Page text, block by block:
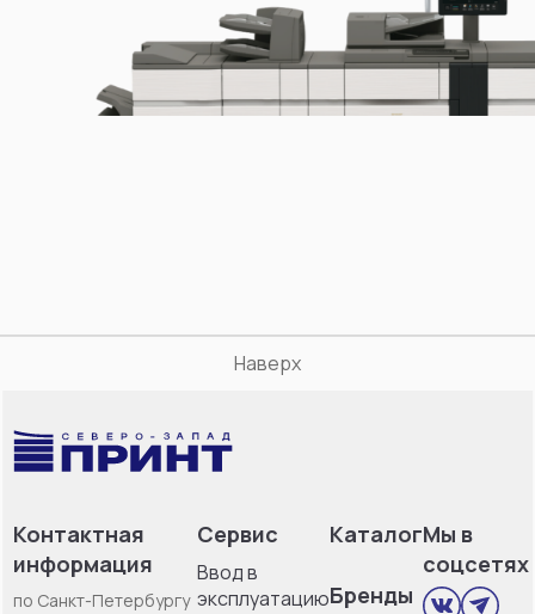
Наверх
Контактная
информация
по Санкт-Петербургу
Сервис
Ввод в
эксплуатацию
Каталог
Бренды
Мы в
соцсетях